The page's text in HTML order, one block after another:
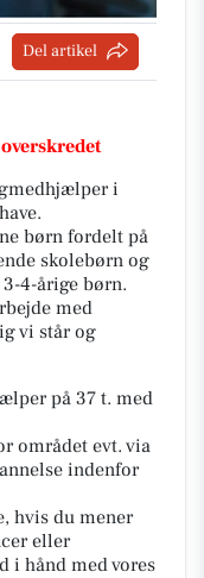
Del artikel
i
børn fordelt på
skolebørn og
4-årige børn.
med
vi står og
på 37 t. med
området evt. via
indenfor
hvis du mener
eller
i hånd med vores